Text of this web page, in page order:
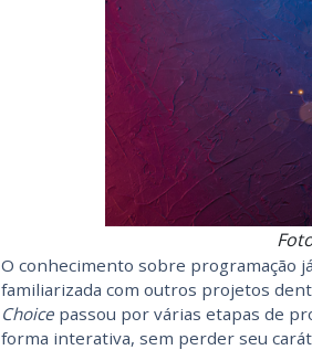
O conhecimento sobre programação
familiarizada com outros projetos
Choicepassou por várias etapas de
forma interativa, sem perder seu